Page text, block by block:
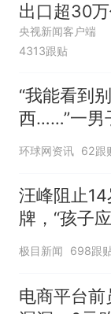
出口超30
央视新闻客户端
4313跟贴
“我能看到
西……”一男
青没事，晚
环球网资讯 62跟
汪峰阻止
牌，“孩子
不易”，称
极目新闻 698跟
电商平台